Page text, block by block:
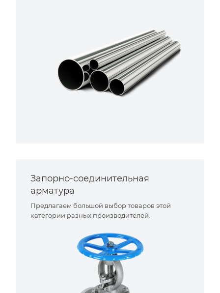
Запорно-соединительная
арматура
Предлагаем большой выбор товаров этой
категории разных производителей.